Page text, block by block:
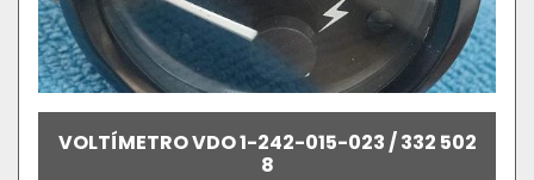
VOLTÍMETRO VDO 1-242-015-023 / 332 502
8